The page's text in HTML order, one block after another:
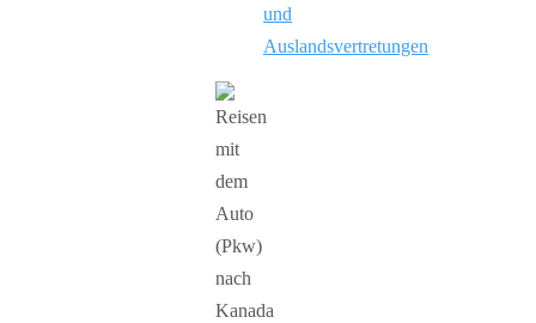
und
Auslandsvertretungen